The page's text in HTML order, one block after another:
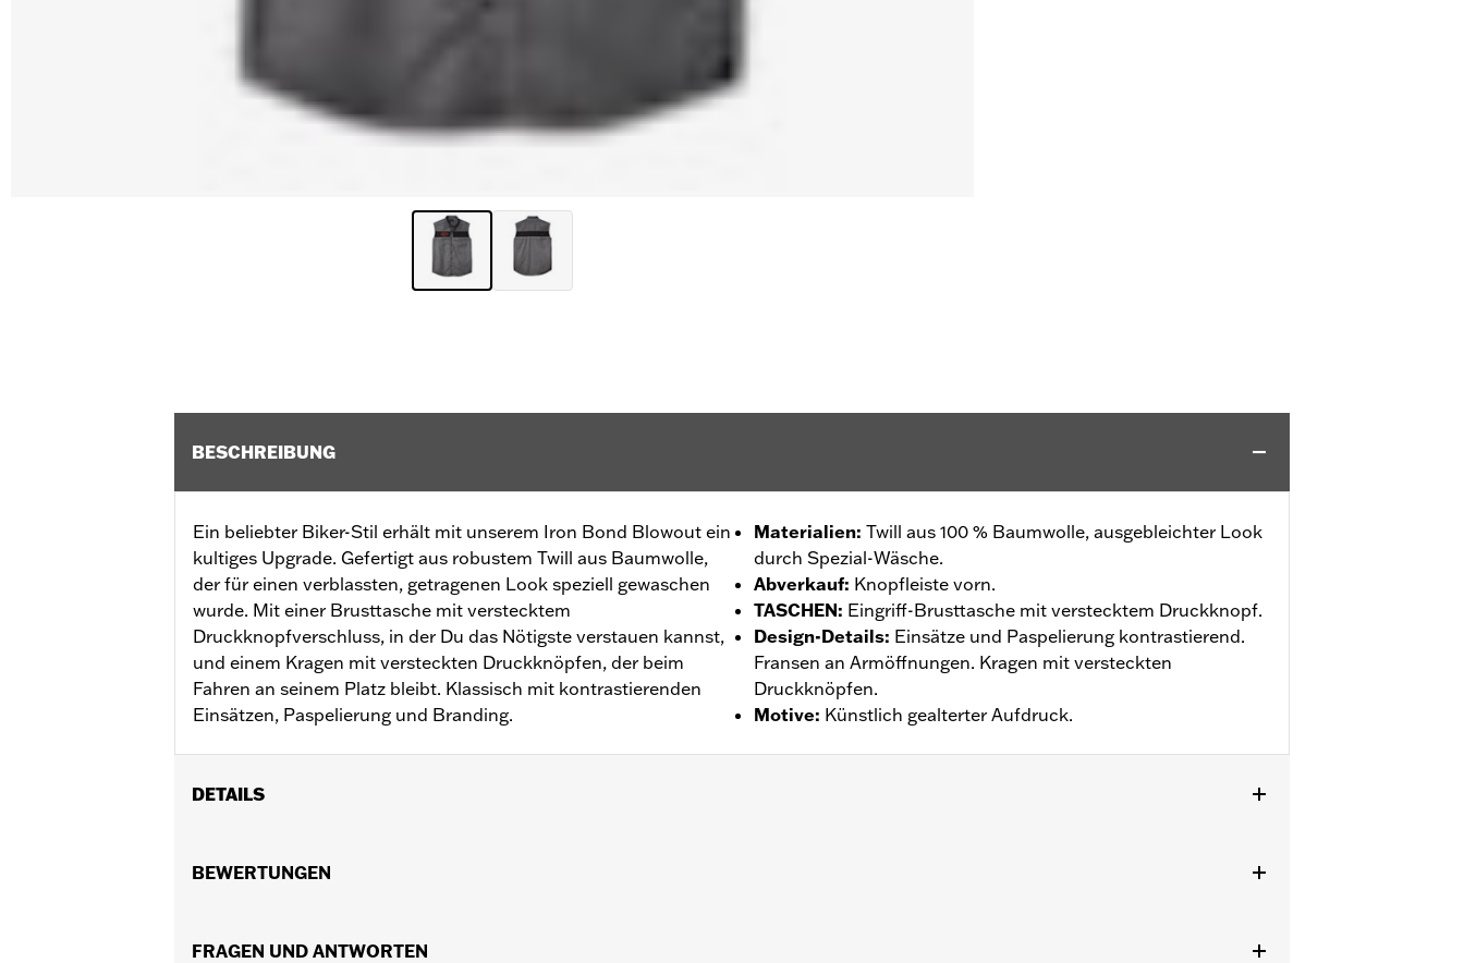
BESCHREIBUNG
Ein beliebter Biker-Stil erhält mit unserem Iron Bond Blowout ein
kultiges Upgrade. Gefertigt aus robustem Twill aus Baumwolle,
der für einen verblassten, getragenen Look speziell gewaschen
wurde. Mit einer Brusttasche mit verstecktem
Druckknopfverschluss, in der Du das Nötigste verstauen kannst,
und einem Kragen mit versteckten Druckknöpfen, der beim
Fahren an seinem Platz bleibt. Klassisch mit kontrastierenden
Einsätzen, Paspelierung und Branding.
Materialien: Twill aus 100 % Baumwolle, ausgebleichter Look
durch Spezial-Wäsche.
Abverkauf: Knopfleiste vorn.
TASCHEN: Eingriff-Brusttasche mit verstecktem Druckknopf.
Design-Details: Einsätze und Paspelierung kontrastierend.
Fransen an Armöffnungen. Kragen mit versteckten
Druckknöpfen.
Motive: Künstlich gealterter Aufdruck.
DETAILS
Kollektion:Iron Bond
Herkunft:Importiert
BEWERTUNGEN
FRAGEN UND ANTWORTEN